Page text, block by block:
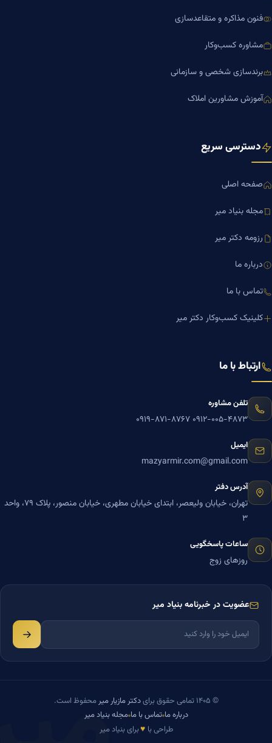
فنون مذاکره و متقاعدسازی
مشاوره کسب‌وکار
برندسازی شخصی و سازمانی
آموزش مشاورین املاک
دسترسی سریع
صفحه اصلی
مجله بنیاد میر
رزومه دکتر میر
درباره ما
تماس با ما
کلینیک کسب‌وکار دکتر میر
ارتباط با ما
تلفن مشاوره
۰۹۱۲-۰۰۵-۴۸۷۳ ۰۹۱۹-۸۷۱-۸۷۶۷
ایمیل
mazyarmir.com@gmail.com
آدرس دفتر
تهران، خیابان ولیعصر، ابتدای خیابان مطهری، خیابان منصور، پلاک ۷۹، واحد
۳
ساعات پاسخگویی
روزهای زوج
عضویت در خبرنامه بنیاد میر
© ۱۴۰۵ تمامی حقوق برای دکتر مازیار میرمحفوظ است.
درباره ما تماس با ما مجله بنیاد میر
طراحی با ♥برای بنیاد میر